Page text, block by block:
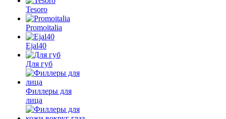
Tesoro
Promoitalia
Ejal40
Для губ
Филлеры для
лица